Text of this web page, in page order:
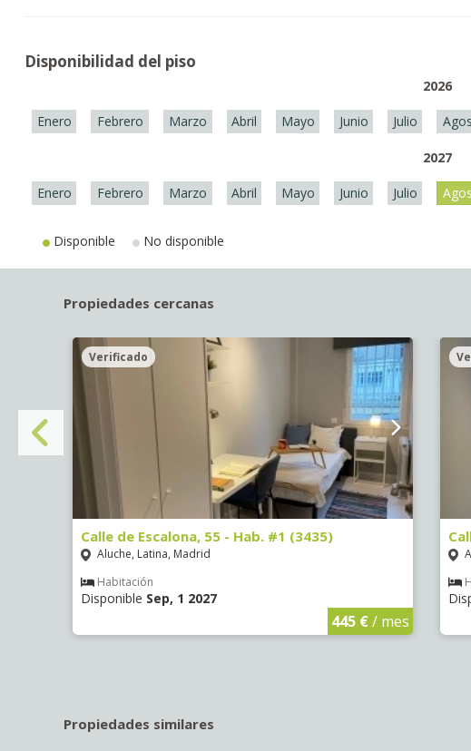
Disponibilidad del piso
2026
Enero Febrero Marzo Abril Mayo Junio Julio
2027
Enero Febrero Marzo Abril Mayo Junio Julio
Disponible No disponible
Propiedades cercanas
Verificado
Calle de Escalona, 55 - Hab. #1 (3435)
Aluche, Latina, Madrid
Habitación
Disponible Sep, 1 2027
445 €/ mes
Propiedades similares